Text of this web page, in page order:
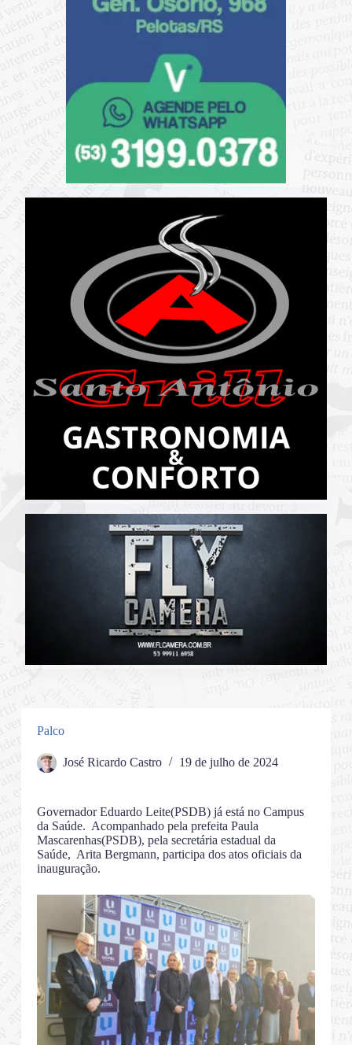
Palco
José Ricardo Castro 19 de julho de 2024
Governador Eduardo Leite(PSDB) já está no Campus
da Saúde. Acompanhado pela prefeita Paula
Mascarenhas(PSDB), pela secretária estadual da
Saúde, Arita Bergmann, participa dos atos oficiais da
inauguração.